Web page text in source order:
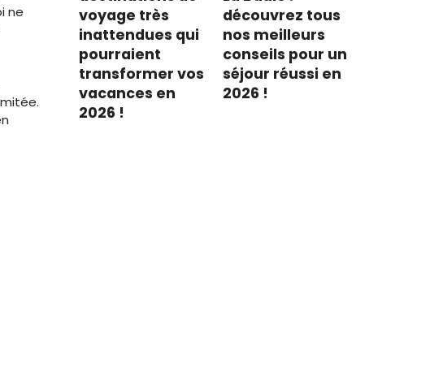
ne
voyage très
inattendues qui
pourraient
transformer vos
vacances en
2026 !
découvrez tous
nos meilleurs
conseils pour un
séjour réussi en
2026 !